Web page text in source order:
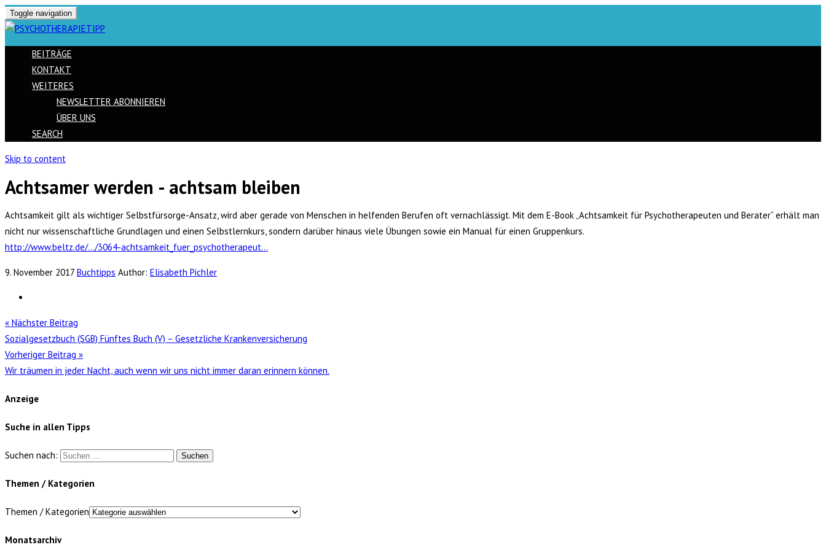
Toggle navigation
BEITRÄGE
KONTAKT
WEITERES
NEWSLETTER ABONNIEREN
ÜBER UNS
SEARCH
Skip to content
Achtsamer werden - achtsam bleiben
Achtsamkeit gilt als wichtiger Selbstfürsorge-Ansatz, wird aber gerade von Menschen in helfenden Berufen oft vernachlässigt. Mit dem E-Book „Achtsamkeit für Psychotherapeuten und Berater“ erhält man
nicht nur wissenschaftliche Grundlagen und einen Selbstlernkurs, sondern darüber hinaus viele Übungen sowie ein Manual für einen Gruppenkurs.
http://www.beltz.de/…/3064-achtsamkeit_fuer_psychotherapeut…
9. November 2017 Buchtipps Author: Elisabeth Pichler
« Nächster Beitrag
Sozialgesetzbuch (SGB) Fünftes Buch (V) – Gesetzliche Krankenversicherung
Vorheriger Beitrag »
Wir träumen in jeder Nacht, auch wenn wir uns nicht immer daran erinnern können.
Anzeige
Suche in allen Tipps
Suchen nach:
Themen / Kategorien
Themen / Kategorien
Monatsarchiv